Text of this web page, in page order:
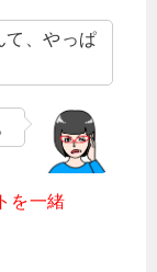
て、やっぱ
を一緒